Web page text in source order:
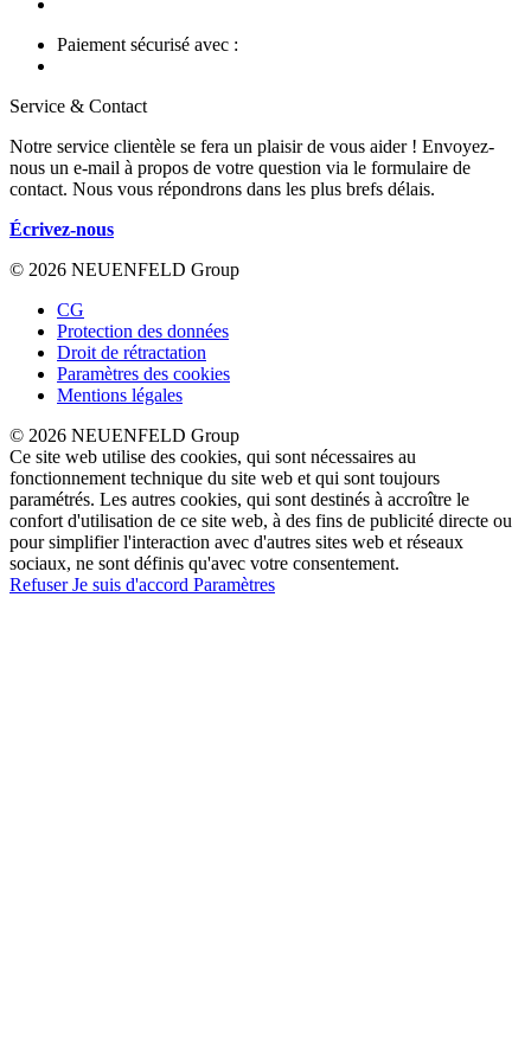
Paiement sécurisé avec :
Service & Contact
Notre service clientèle se fera un plaisir de vous aider ! Envoyez-
nous un e-mail à propos de votre question via le formulaire de
contact. Nous vous répondrons dans les plus brefs délais.
Écrivez-nous
© 2026 NEUENFELD Group
CG
Protection des données
Droit de rétractation
Paramètres des cookies
Mentions légales
© 2026 NEUENFELD Group
Ce site web utilise des cookies, qui sont nécessaires au
fonctionnement technique du site web et qui sont toujours
paramétrés. Les autres cookies, qui sont destinés à accroître le
confort d'utilisation de ce site web, à des fins de publicité directe ou
pour simplifier l'interaction avec d'autres sites web et réseaux
sociaux, ne sont définis qu'avec votre consentement.
RefuserJe suis d'accord Paramètres